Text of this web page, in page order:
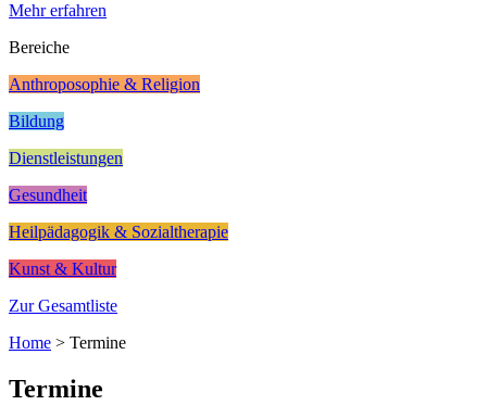
Mehr erfahren
Bereiche
Anthroposophie & Religion
Bildung
Dienstleistungen
Gesundheit
Heilpädagogik & Sozialtherapie
Kunst & Kultur
Zur Gesamtliste
Home > Termine
Termine